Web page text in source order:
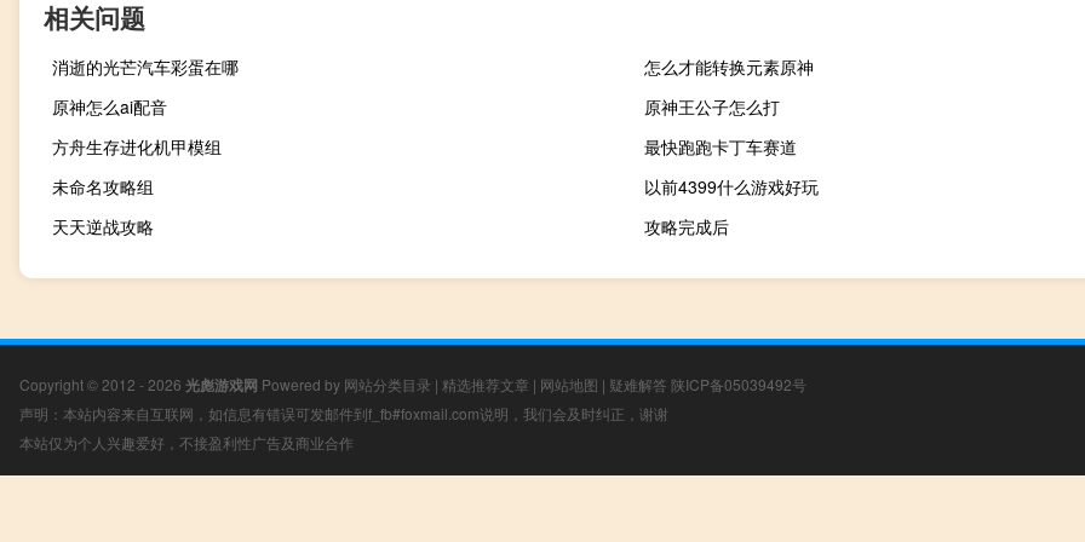
相关问题
消逝的光芒汽车彩蛋在哪
怎么才能转换元素原神
原神怎么ai配音
原神王公子怎么打
方舟生存进化机甲模组
最快跑跑卡丁车赛道
未命名攻略组
以前4399什么游戏好玩
天天逆战攻略
攻略完成后
Copyright © 2012 - 2026 光彪游戏网 Powered by 网站分类目录 | 精选推荐文章 | 网站地图 | 疑难解答 陕ICP备05039492号
声明：本站内容来自互联网，如信息有错误可发邮件到f_fb#foxmail.com说明，我们会及时纠正，谢谢
本站仅为个人兴趣爱好，不接盈利性广告及商业合作